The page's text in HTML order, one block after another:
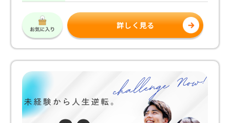
詳しく見る